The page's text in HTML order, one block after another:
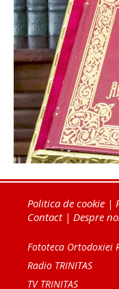
Politica de cookie |
Contact| Despre
Fototeca Ortodoxiei
Radio TRINITAS
TV TRINITAS